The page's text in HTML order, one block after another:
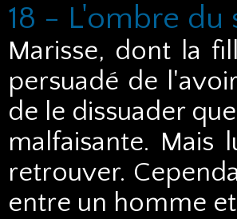
18 - L'ombre du
Marisse, dont la
persuadé de
de le dissuader
malfaisante.
retrouver.
entre un homme